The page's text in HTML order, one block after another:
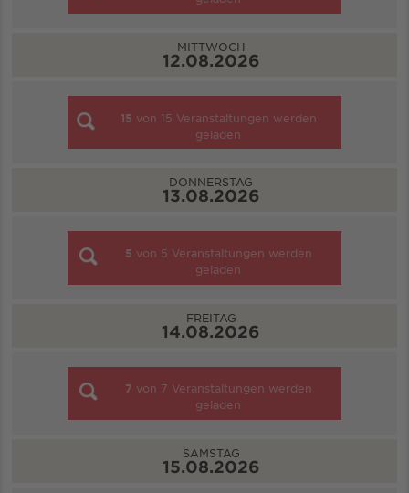
MITTWOCH
12.08.2026
15 von 15 Veranstaltungen werden
geladen
DONNERSTAG
13.08.2026
5 von 5 Veranstaltungen werden
geladen
FREITAG
14.08.2026
7 von 7 Veranstaltungen werden
geladen
SAMSTAG
15.08.2026